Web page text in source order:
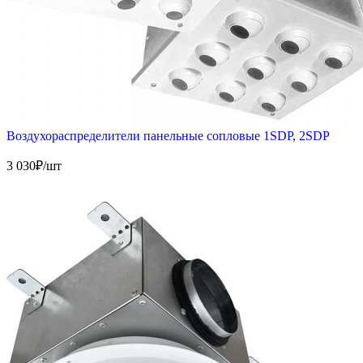
Воздухораспределители панельные сопловые 1SDP, 2SDP
3 030₽/шт